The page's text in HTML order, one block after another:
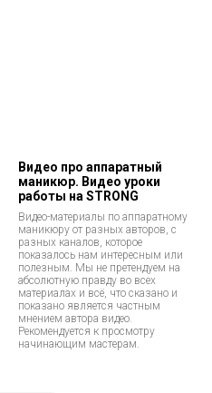
Видео про аппаратный
маникюр. Видео уроки
работы на STRONG
Видео-материалы по аппаратному
маникюру от разных авторов, с
разных каналов, которое
показалось нам интересным или
полезным. Мы не претендуем на
абсолютную правду во всех
материалах и всё, что сказано и
показано является частным
мнением автора видео.
Рекомендуется к просмотру
начинающим мастерам.